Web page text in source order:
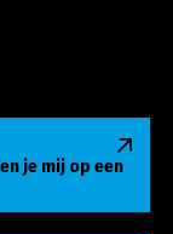
je mij op een
Ken je